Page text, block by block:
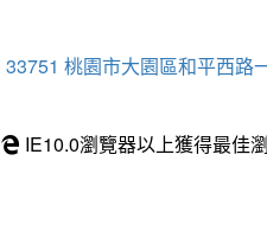
33751 桃園市大園區和平西路
IE10.0瀏覽器以上獲得最佳